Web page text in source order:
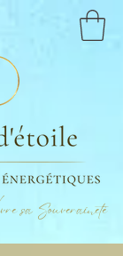
sa Souveraineté